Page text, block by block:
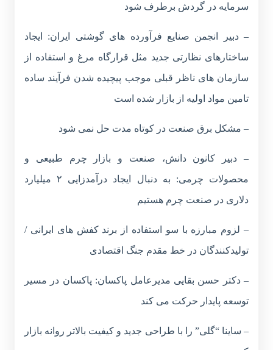
سرمایه در گردش برطرف شود
– دبیر انجمن صنایع فرآورده های گوشتی ایران: ایجاد
ساختارهای نظارتی جدید مثل قرارگاه مرغ و استفاده از
سازمان های ناظر قبلی موجب پیچیده شدن فرآیند ساده
تامین مواد اولیه از بازار شده است
– مشکل برق صنعت در کوتاه مدت حل نمی شود
– دبیر کانون دانش، صنعت و بازار چرم طبیعی و
محصولات چرمی: به دنبال ایجاد درآمدزایی ۲ میلیارد
دلاری در صنعت چرم هستیم
– لزوم مبارزه با سو استفاده از برند کفش های ایرانی /
تولیدکنندگان در خط مقدم جنگ اقتصادی
– دکتر حسن بقایی مدیرعامل پاکسان: پاکسان در مسیر
توسعه پایدار حرکت می کند
– ساینا “گلی” را با طراحی جدید و کیفیت بالاتر روانه بازار